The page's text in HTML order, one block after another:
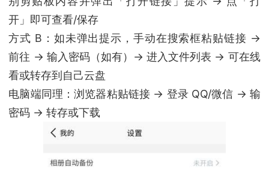
开」即可查看/保存
方式 B：如未弹出提示，手动在搜索框粘贴链接 →
前往 → 输入密码（如有）→ 进入文件列表 → 可在线
看或转存到自己云盘
电脑端同理：浏览器粘贴链接 → 登录 QQ/微信 → 输
密码 → 转存或下载